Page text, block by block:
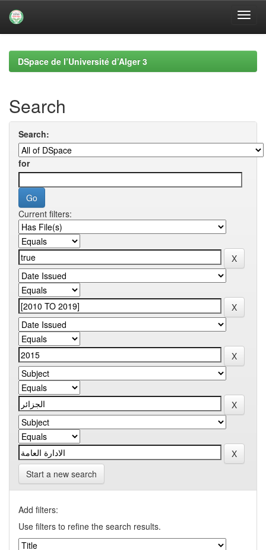
navigationDSpace de l’Université d’Alger 3
Search
Search:
for
Current filters:
Start a new search
Add filters:
Use filters to refine the search results.